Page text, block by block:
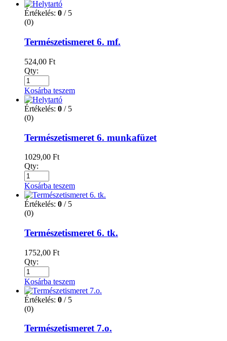
Értékelés: 0 / 5
(0)
Természetismeret 6. mf.
524,00 Ft
Qty:
Kosárba teszem
Értékelés: 0 / 5
(0)
Természetismeret 6. munkafüzet
1029,00 Ft
Qty:
Kosárba teszem
Értékelés: 0 / 5
(0)
Természetismeret 6. tk.
1752,00 Ft
Qty:
Kosárba teszem
Értékelés: 0 / 5
(0)
Természetismeret 7.o.